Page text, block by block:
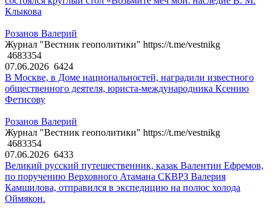
Клыкова
Розанов Валерий
Журнал "Вестник геополитики" https://t.me/vestnikg
4683354
07.06.2026 6424
В Москве, в Доме национальностей, наградили известного
общественного деятеля, юриста-международника Ксению
Фетисову
Розанов Валерий
Журнал "Вестник геополитики" https://t.me/vestnikg
4683354
07.06.2026 6433
Великий русский путешественник, казак Валентин Ефремов,
по поручению Верховного Атамана СКВРЗ Валерия
Камшилова, отправился в экспедицию на полюс холода
Оймякон.